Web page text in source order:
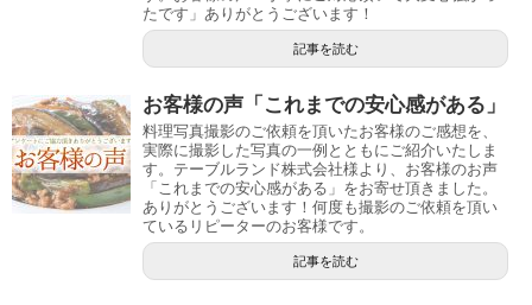
たです」ありがとうございます！
記事を読む
お客様の声「これまでの安心感がある」
料理写真撮影のご依頼を頂いたお客様のご感想を、
実際に撮影した写真の一例とともにご紹介いたしま
す。テーブルランド株式会社様より、お客様のお声
「これまでの安心感がある」をお寄せ頂きました。
ありがとうございます！何度も撮影のご依頼を頂い
ているリピーターのお客様です。
記事を読む